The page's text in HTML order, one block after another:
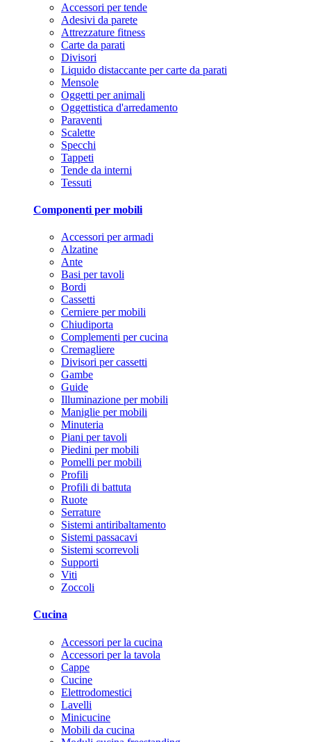
Accessori per tende
Adesivi da parete
Attrezzature fitness
Carte da parati
Divisori
Liquido distaccante per carte da parati
Mensole
Oggetti per animali
Oggettistica d'arredamento
Paraventi
Scalette
Specchi
Tappeti
Tende da interni
Tessuti
Componenti per mobili
Accessori per armadi
Alzatine
Ante
Basi per tavoli
Bordi
Cassetti
Cerniere per mobili
Chiudiporta
Complementi per cucina
Cremagliere
Divisori per cassetti
Gambe
Guide
Illuminazione per mobili
Maniglie per mobili
Minuteria
Piani per tavoli
Piedini per mobili
Pomelli per mobili
Profili
Profili di battuta
Ruote
Serrature
Sistemi antiribaltamento
Sistemi passacavi
Sistemi scorrevoli
Supporti
Viti
Zoccoli
Cucina
Accessori per la cucina
Accessori per la tavola
Cappe
Cucine
Elettrodomestici
Lavelli
Minicucine
Mobili da cucina